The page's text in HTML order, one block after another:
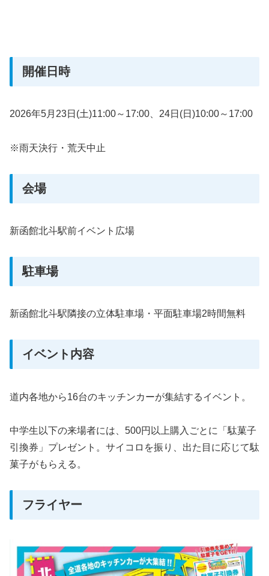
開催日時
2026年5月23日(土)11:00～17:00、24日(日)10:00～17:00
※雨天決行・荒天中止
会場
新函館北斗駅前イベント広場
駐車場
新函館北斗駅隣接の立体駐車場・平面駐車場2時間無料
イベント内容
道内各地から16台のキッチンカーが集結するイベント。
中学生以下の来場者には、500円以上購入ごとに「駄菓子
引換券」プレゼント。サイコロを振り、出た目に応じて駄
菓子がもらえる。
フライヤー